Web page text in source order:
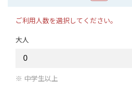
ご利用人数を選択してください。
大人
中学生以上